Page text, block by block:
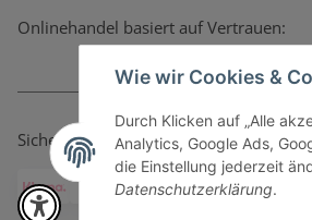
Wie wir Cookies &
Durch Klicken auf „Alle
Analytics, Google Ads,
die Einstellung jederzeit
Datenschutzerklärung.
Onlinehandel basiert auf Vertrauen:
Sicher bezahlen via: